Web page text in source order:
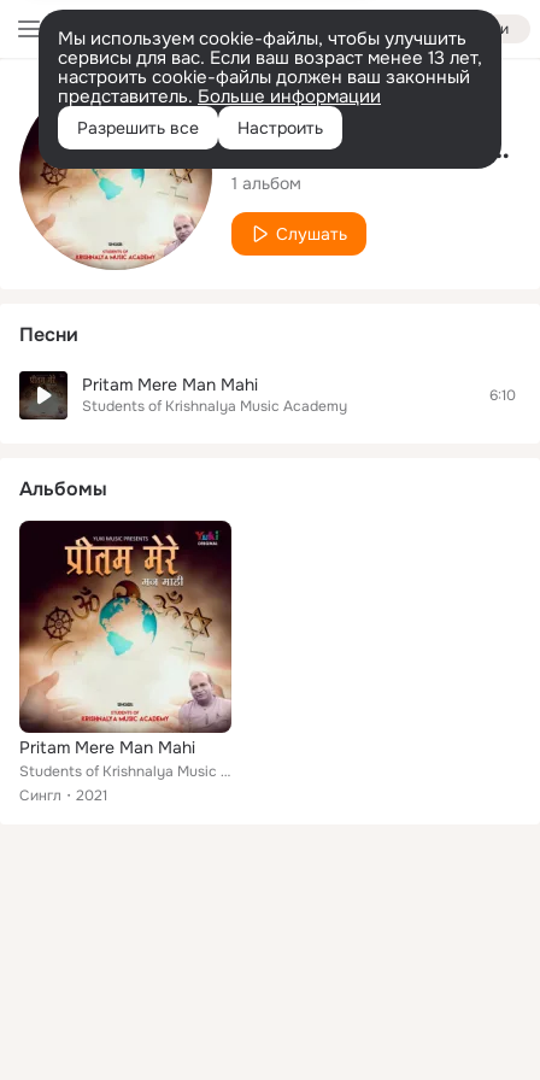
Войти
Мы используем cookie-файлы, чтобы улучшить
сервисы для вас. Если ваш возраст менее 13 лет,
настроить cookie-файлы должен ваш законный
представитель. Больше информации
Разрешить все Настроить
Исполнитель
Students of Krishnalya Music Academy
1 альбом
Слушать
Песни
Pritam Mere Man Mahi
Students of Krishnalya Music Academy
6:10
Альбомы
Pritam Mere Man Mahi
Students of Krishnalya Music Academy
Сингл
2021